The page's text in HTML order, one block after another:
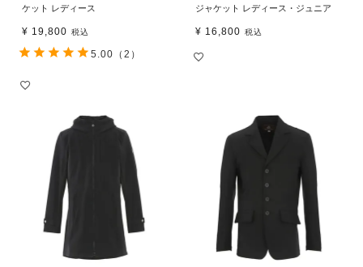
ケット レディース
¥ 19,800 税込
5.00 （2）
ジャケット レディース・ジュニア
¥ 16,800 税込